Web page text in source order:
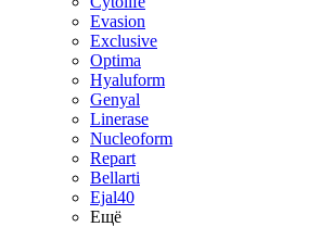
Evasion
Exclusive
Optima
Hyaluform
Genyal
Linerase
Nucleoform
Repart
Bellarti
Ejal40
Ещё